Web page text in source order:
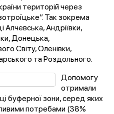
територій через
Так зокрема
Андріївки,
Донецька,
Світу, Оленівки,
та Роздольного.
Допомогу
отримали
буферної зони, серед яких
потребами (38%